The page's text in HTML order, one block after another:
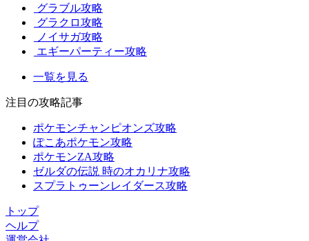
グラブル攻略
グラクロ攻略
ノイサガ攻略
エギーパーティー攻略
一覧を見る
注目の攻略記事
ポケモンチャンピオンズ攻略
ぽこあポケモン攻略
ポケモンZA攻略
ゼルダの伝説 時のオカリナ攻略
スプラトゥーンレイダース攻略
トップ
ヘルプ